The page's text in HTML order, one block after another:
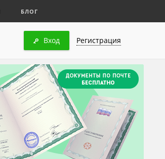
БЛОГ
Вход Регистрация